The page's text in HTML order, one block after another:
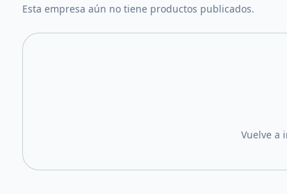
Esta empresa aún no tiene productos publicados.
Vuelve a